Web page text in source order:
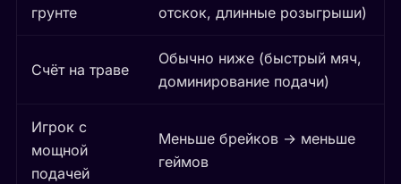
грунте
отскок, длинные розыгрыши)
Счёт на траве
Обычно ниже (быстрый мяч,
доминирование подачи)
Игрок с
мощной
подачей
Меньше брейков → меньше
геймов